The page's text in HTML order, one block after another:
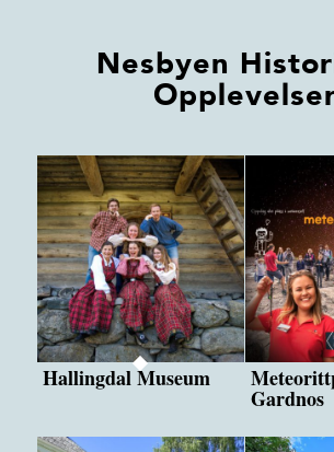
Nesbyen
Hallingdal Museum
Gardnos